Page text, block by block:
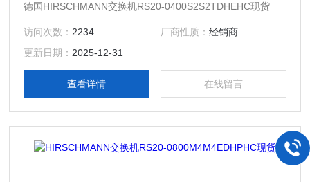
德国HIRSCHMANN交换机RS20-0400S2S2TDHEHC现货
访问次数： 2234 厂商性质： 经销商
更新日期： 2025-12-31
查看详情 在线留言